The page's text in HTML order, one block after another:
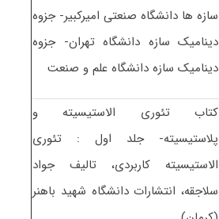
سازه ها دانشگاه صنعتی امیرکبیر- جزوه
دینامیک سازه دانشگاه تهران- جزوه
دینامیک سازه دانشگاه علم و صنعت
کتاب تئوری الاستیسیته و
پلاستیسیته- جلد اول : تئوری
الاستیسیته کاربردی، تالیف جواد
سلاجقه، انتشارات دانشگاه شهید باهنر